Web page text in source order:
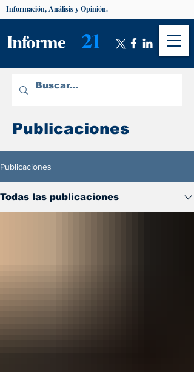
Informe 21
Información, Análisis y Opinión.
Publicaciones
Publicaciones
Todas las publicaciones